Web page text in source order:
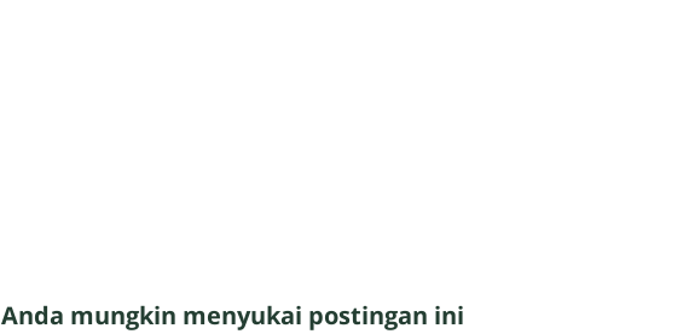
Anda mungkin menyukai postingan ini